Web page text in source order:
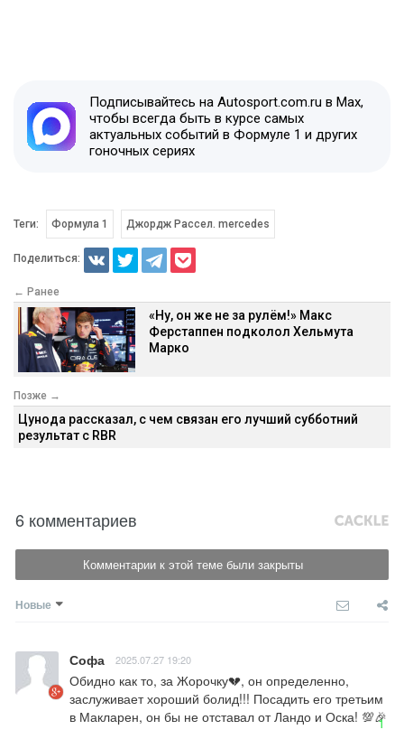
Подписывайтесь на Autosport.com.ru в Max,
чтобы всегда быть в курсе самых
актуальных событий в Формуле 1 и других
гоночных сериях
Теги: Формула 1 Джордж Рассел. mercedes
Поделиться:
← Ранее
«Ну, он же не за рулём!» Макс
Ферстаппен подколол Хельмута
Марко
Позже →
Цунода рассказал, с чем связан его лучший субботний
результат с RBR
6 комментариев
Комментарии к этой теме были закрыты
Новые
Софа 2025.07.27 19:20
Обидно как то, за Жорочку💔, он определенно,
заслуживает хороший болид!!! Посадить его третьим
в Макларен, он бы не отставал от Ландо и Оска! 💯🎉
1